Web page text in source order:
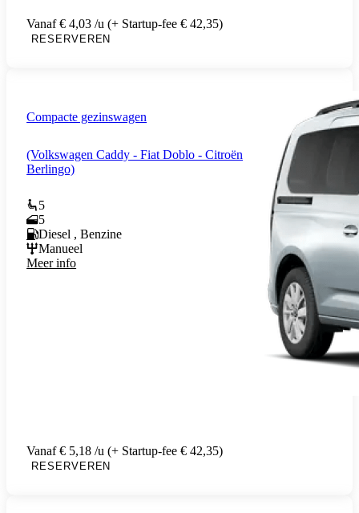
Vanaf € 4,03 /u (+ Startup-fee € 42,35)
RESERVEREN
Compacte gezinswagen
(Volkswagen Caddy - Fiat Doblo - Citroën
Berlingo)
5
5
Diesel , Benzine
Manueel
Meer info
Vanaf € 5,18 /u (+ Startup-fee € 42,35)
RESERVEREN